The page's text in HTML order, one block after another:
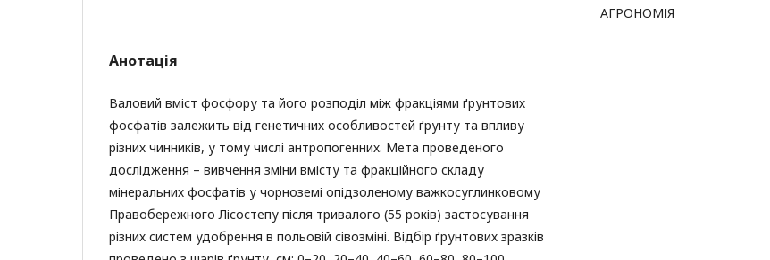
Анотація
Валовий вміст фосфору та його розподіл між фракціями ґрунтових
фосфатів залежить від генетичних особливостей ґрунту та впливу
різних чинників, у тому числі антропогенних. Мета проведеного
дослідження – вивчення зміни вмісту та фракційного складу
мінеральних фосфатів у чорноземі опідзоленому важкосуглинковому
Правобережного Лісостепу після тривалого (55 років) застосування
різних систем удобрення в польовій сівозміні. Відбір ґрунтових зразків
АГРОНОМІЯ